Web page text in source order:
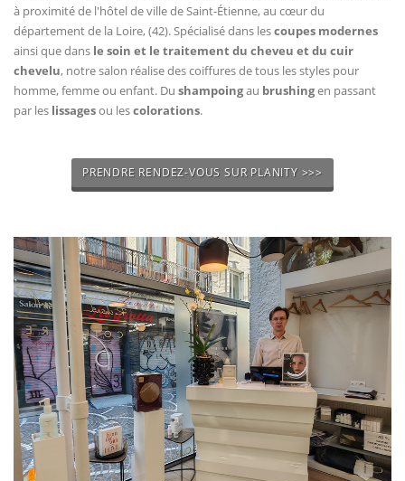
à proximité de l'hôtel de ville de Saint-Étienne, au cœur du
département de la Loire, (42). Spécialisé dans lescoupes modernes
ainsi que dans le soin et le traitement du cheveu et du cuir
chevelu, notre salon réalise des coiffures de tous les styles pour
homme, femme ou enfant. Du shampoingau brushingen passant
par les lissagesou lescolorations.
PRENDRE RENDEZ-VOUS SUR PLANITY >>>